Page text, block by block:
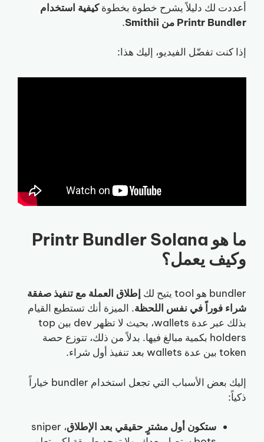
أعددت لك دليلاً يشرح خطوة بخطوةكيفية استخدام
Printr Bundler من Smithii
.
إذا كنت تفضّل الفيديو، إليك هذا:
ما هو Printr Bundler Solana
وكيف يعمل؟
bundler هو tool يتيح لك
إطلاق العملة مع تنفيذ صفقة
شراء فوراً في نفس اللحظة. الميزة أنك تستطيع القيام
بذلك عبر عدة wallets، بحيث لا تظهر dev بين top
holders بكمية مبالغ فيها. بدلاً من ذلك، تتوزع حصة
token بين عدة wallets بعد تنفيذ أول شراء.
إليك بعض الأسباب التي تجعل استخدام bundler خياراً
ذكياً:
ستكون أول مشترٍ حقيقي بعد الإطلاق ، sniper